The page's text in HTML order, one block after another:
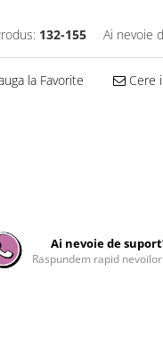
132-155 Ai nevoie
la Favorite Cere
Ai nevoie de
Raspundem rapid